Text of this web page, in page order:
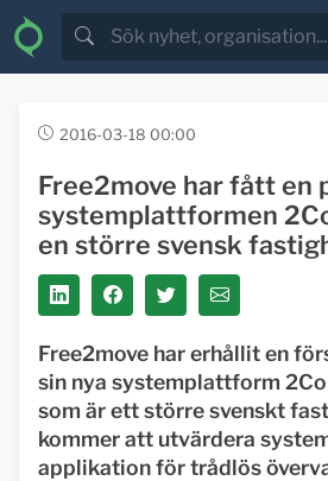
2016-03-18 00:00
Free2move har fått en
systemplattformen
en större svensk
Free2move har erhållit en
sin nya systemplattform
som är ett större svenskt
kommer att utvärdera
applikation för trådlös